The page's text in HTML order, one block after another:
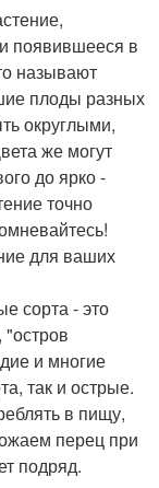
появившееся в
называют
плоды разных
округлыми,
же могут
до ярко -
точно
для ваших
сорта - это
и многие
так и острые.
в пищу,
перец при
подряд.